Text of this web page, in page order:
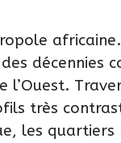
décennies
l’Ouest.
très
les quartiers